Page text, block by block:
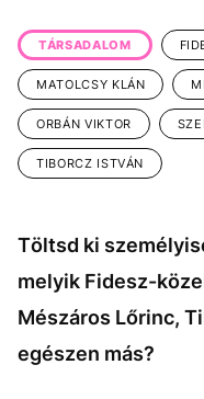
ÉLETMÓD
BESZÉLGETÉSEK
VIDEÓ
GASZTRO
TÁRSADALOM
MATOLCSY KLÁN
ORBÁN VIKTOR
TIBORCZ ISTVÁN
Töltsd ki
melyik Fidesz-
Mészáros Lőrinc,
egészen más?